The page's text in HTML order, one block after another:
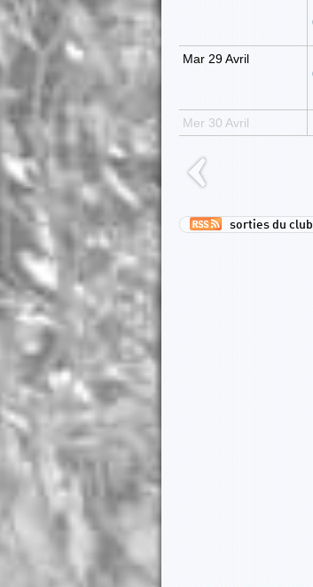
Mar 29 Avril
Mer 30 Avril
sorties du club